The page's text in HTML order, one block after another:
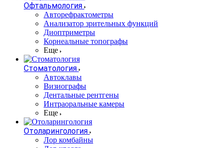
Офтальмология
Авторефрактометры
Анализатор зрительных функций
Диоптриметры
Корнеальные топографы
Еще
Стоматология
Автоклавы
Визиографы
Дентальные рентгены
Интраоральные камеры
Еще
Отоларингология
Лор комбайны